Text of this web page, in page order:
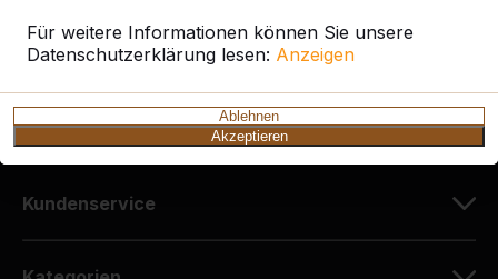
Für weitere Informationen können Sie unsere
Datenschutzerklärung lesen: Anzeigen
Ablehnen
Akzeptieren
+49 212 934 77 25
info@HeBlad.de
Kundenservice